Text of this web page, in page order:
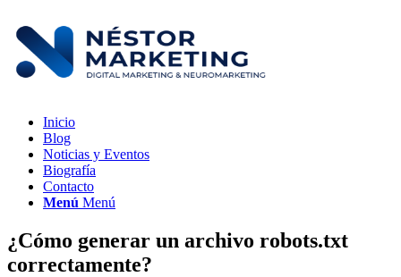
Inicio
Blog
Noticias y Eventos
Biografía
Contacto
Menú Menú
¿Cómo generar un archivo robots.txt
correctamente?